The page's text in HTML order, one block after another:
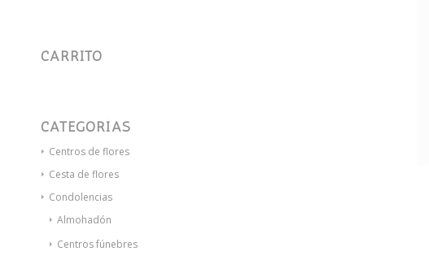
CARRITO
CATEGORÍAS
Centros de flores
Cesta de flores
Condolencias
Almohadón
Centros fúnebres